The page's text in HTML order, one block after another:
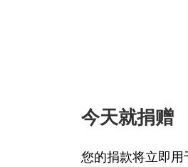
今天就捐赠
您的捐款将立即